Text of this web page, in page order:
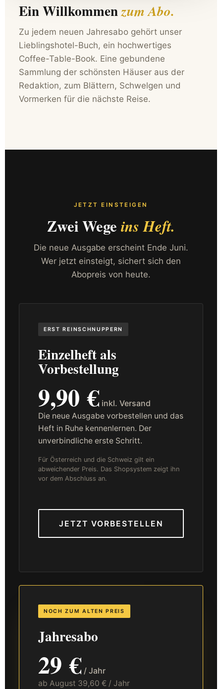
Ein Willkommenzum Abo.
Zu jedem neuen Jahresabo gehört unser
Lieblingshotel-Buch, ein hochwertiges
Coffee-Table-Book. Eine gebundene
Sammlung der schönsten Häuser aus der
Redaktion, zum Blättern, Schwelgen und
Vormerken für die nächste Reise.
JETZT EINSTEIGEN
Zwei Wege ins Heft.
Die neue Ausgabe erscheint Ende Juni.
Wer jetzt einsteigt, sichert sich den
Abopreis von heute.
ERST REINSCHNUPPERN
Einzelheft als
Vorbestellung
9,90 € inkl. Versand
Die neue Ausgabe vorbestellen und das
Heft in Ruhe kennenlernen. Der
unverbindliche erste Schritt.
Für Österreich und die Schweiz gilt ein
abweichender Preis. Das Shopsystem zeigt ihn
vor dem Abschluss an.
JETZT VORBESTELLEN
NOCH ZUM ALTEN PREIS
Jahresabo
29 € / Jahr
ab August 39,60 € / Jahr